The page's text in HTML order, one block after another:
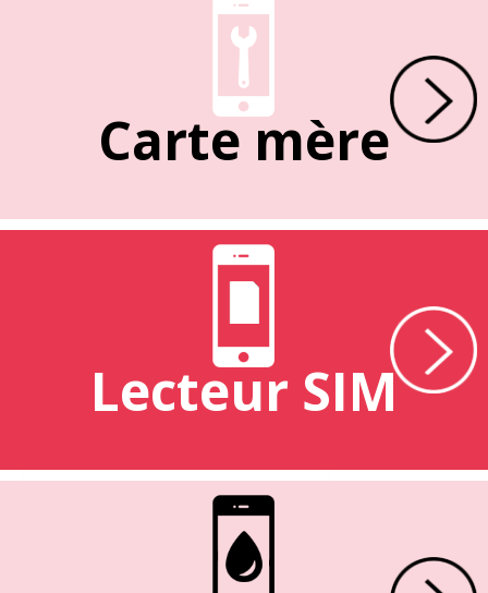
Carte mère
Lecteur SIM